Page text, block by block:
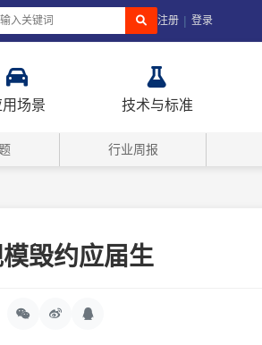
注册 | 登录
用场景 技术与标准
行业周报
毁约应届生